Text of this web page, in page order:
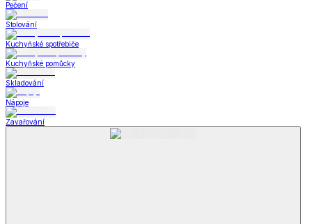
Pečení
Stolování
Kuchyňské spotřebiče
Kuchyňské pomůcky
Skladování
Nápoje
Zavařování